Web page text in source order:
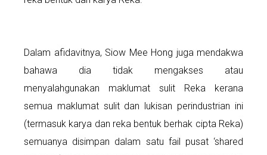
Dalam afidavitnya, Siow Mee Hong juga mendakwa
bahawa dia tidak mengakses atau
menyalahgunakan maklumat sulit Reka kerana
semua maklumat sulit dan lukisan perindustrian ini
(termasuk karya dan reka bentuk berhak cipta Reka)
semuanya disimpan dalam satu fail pusat ‘shared